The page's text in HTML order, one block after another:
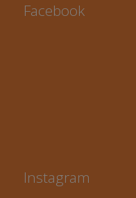
Facebook
Instagram